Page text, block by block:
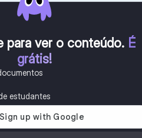
para ver o conteúdo. É
grátis!
estudantes